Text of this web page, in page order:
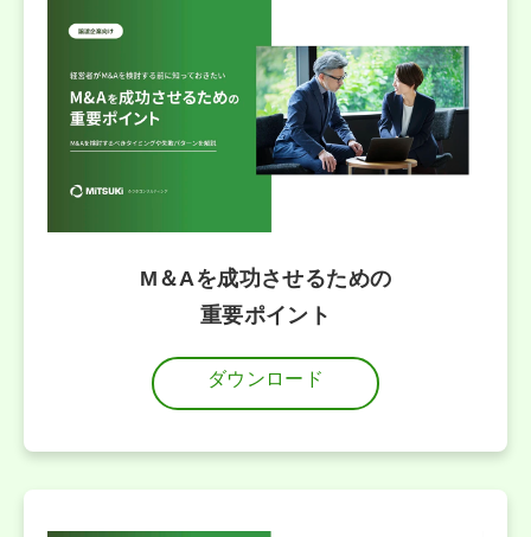
M＆Aを成功させるための
重要ポイント
ダウンロード